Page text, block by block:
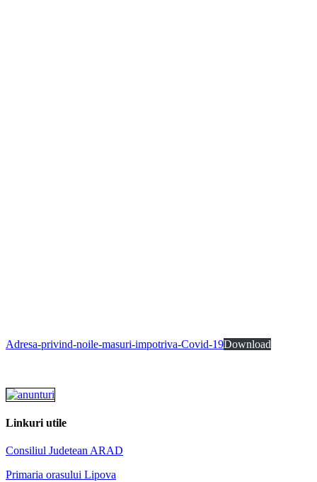
Adresa-privind-noile-masuri-impotriva-Covid-19Download
Linkuri utile
Consiliul Judetean ARAD
Primaria orasului Lipova